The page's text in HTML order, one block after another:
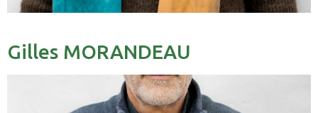
Gilles MORANDEAU